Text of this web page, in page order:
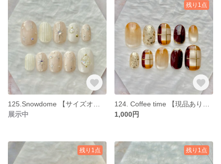
展示中
残り1点
1,000円
残り1点 残り1点